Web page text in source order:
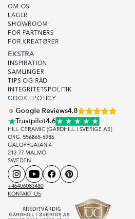
OM OS
LAGER
SHOWROOM
FOR PARTNERS
FOR KREATØRER
EKSTRA
INSPIRATION
SAMLINGER
TIPS OG RÅD
INTEGRITETSPOLITIK
COOKIEPOLICY
Google Reviews4.8
Trustpilot4.6
HILL CERAMIC (GARDHILL I SVERIGE AB)
ORG. 556865-6986
GALOPPGATAN 4
213 77 MALMÖ
SWEDEN
+46406083480
KONTAKT OS